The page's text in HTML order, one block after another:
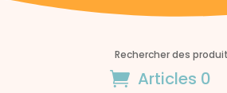
Rechercher des
Articles 0